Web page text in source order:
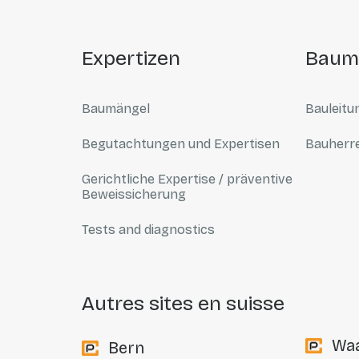
expertizen
Baumängel
Begutachtungen und Expertisen
Gerichtliche Expertise / präventive
Beweissicherung
Tests and diagnostics
autres sites en suisse
Bern